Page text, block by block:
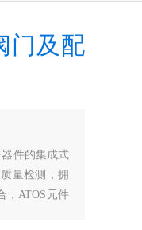
门及配
件的集成式
量检测，拥
，ATOS元件